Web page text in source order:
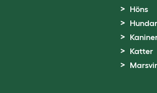
Höns
Hundar
Katter